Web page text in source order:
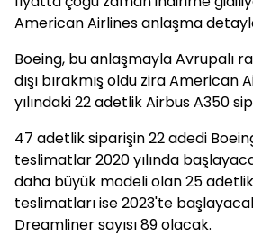
American Airlines anlaşma
Boeing, bu anlaşmayla Avrupalı
dışı bırakmış oldu zira American
yılındaki 22 adetlik Airbus A350
47 adetlik siparişin 22 adedi
teslimatlar 2020 yılında
daha büyük modeli olan 25
teslimatları ise 2023'te
Dreamliner sayısı 89 olacak.